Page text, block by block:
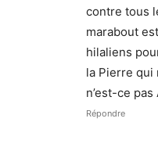
contre tous
marabout
hilaliens
la Pierre qui
n’est-ce pas
Répondre